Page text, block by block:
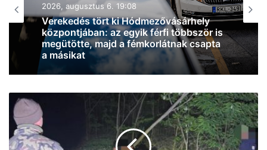
2026, augusztus 6. 18:54
Zivatarok pattantak ki Csongrád-
Csanád vármegyében, miközben
jócskán megdőlt a melegrekord az
országban